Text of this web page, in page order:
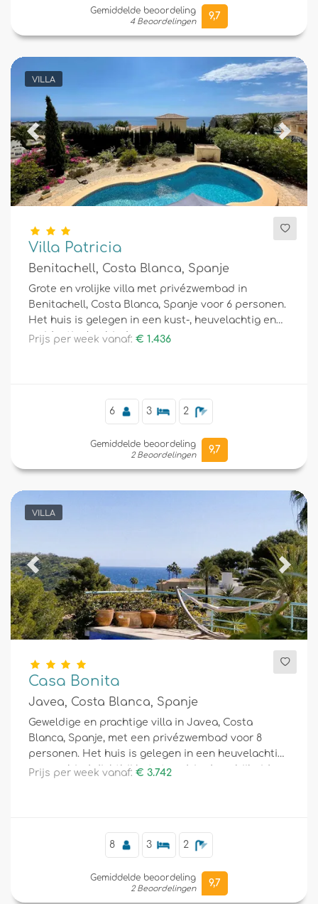
Gemiddelde beoordeling
4 Beoordelingen
9,7
VILLA
Previous Next
Villa Patricia
Benitachell, Costa Blanca, Spanje
Grote en vrolijke villa met privézwembad in
Benitachell, Costa Blanca, Spanje voor 6 personen.
Het huis is gelegen in een kust-, heuvelachtig en
residentieel gebied.
Prijs per week vanaf: € 1.436
6 3 2
Gemiddelde beoordeling
2 Beoordelingen
9,7
VILLA
Previous Next
Casa Bonita
Javea, Costa Blanca, Spanje
Geweldige en prachtige villa in Javea, Costa
Blanca, Spanje, met een privézwembad voor 8
personen. Het huis is gelegen in een heuvelachtig
woongebied dichtbij het strand, in de nabijheid
Prijs per week vanaf: € 3.742
8 3 2
Gemiddelde beoordeling
2 Beoordelingen
9,7